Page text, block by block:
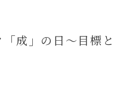
成」の日～目標と